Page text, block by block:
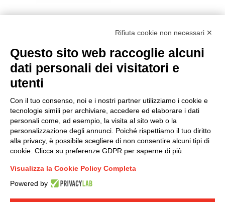
LINKEDIN YOUTUBE
Modello organizzativo, gestione e controllo – D. lgs.
231/2001
Condizioni generali di vendita DKC Power Solutions
Condizioni generali di acquisto
Codice etico
Rifiuta cookie non necessari ✕
Questo sito web raccoglie alcuni
dati personali dei visitatori e
utenti
Con il tuo consenso, noi e i nostri partner utilizziamo i cookie e
tecnologie simili per archiviare, accedere ed elaborare i dati
personali come, ad esempio, la visita al sito web o la
personalizzazione degli annunci. Poiché rispettiamo il tuo diritto
alla privacy, è possibile scegliere di non consentire alcuni tipi di
cookie. Clicca su preferenze GDPR per saperne di più.
Visualizza la Cookie Policy Completa
Powered by